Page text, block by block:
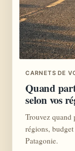
CARNETS DE
Quand
selon vos
Trouvez quand
régions,
Patagonie.